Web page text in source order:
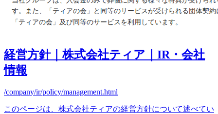
経営方針｜株式会社ティア｜IR・会社
情報
/company/ir/policy/management.html
このページは、株式会社ティアの経営方針について述べてい